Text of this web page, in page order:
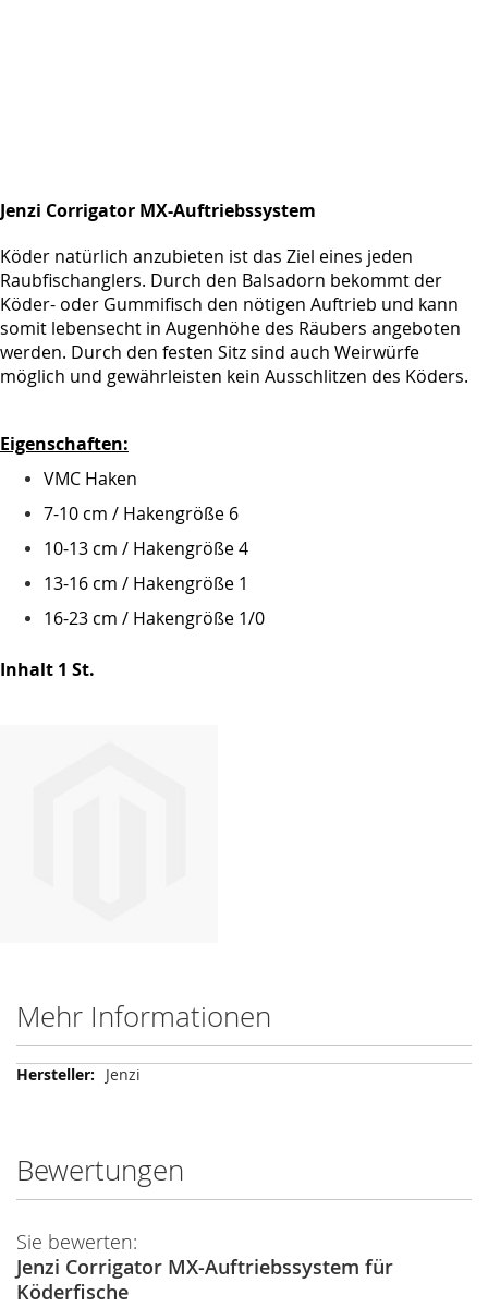
Jenzi Corrigator MX-Auftriebssystem
Köder natürlich anzubieten ist das Ziel eines jeden
Raubfischanglers. Durch den Balsadorn bekommt der
Köder- oder Gummifisch den nötigen Auftrieb und kann
somit lebensecht in Augenhöhe des Räubers angeboten
werden. Durch den festen Sitz sind auch Weirwürfe
möglich und gewährleisten kein Ausschlitzen des Köders.
Eigenschaften:
VMC Haken
7-10 cm / Hakengröße 6
10-13 cm / Hakengröße 4
13-16 cm / Hakengröße 1
16-23 cm / Hakengröße 1/0
Inhalt 1 St.
Mehr Informationen
Mehr
Jenzi
Bewertungen
Sie bewerten:
Jenzi Corrigator MX-Auftriebssystem für
Köderfische